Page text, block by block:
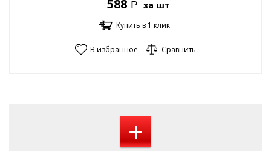
588 Р за шт
Купить в 1 клик
В избранное Сравнить
+